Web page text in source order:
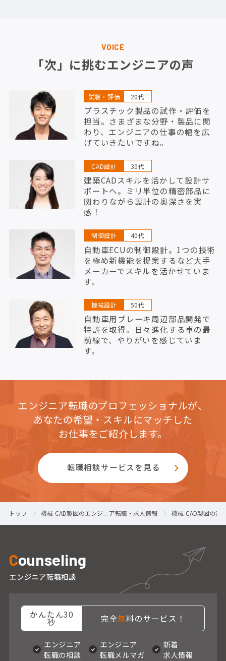
VOICE
「次」に挑むエンジニアの声
試験・評価 20代
プラスチック製品の試作・評価を
担当。さまざまな分野・製品に関
わり、エンジニアの仕事の幅を広
げていきたいですね。
CAD設計 30代
建築CADスキルを活かして設計サ
ポートへ。ミリ単位の精密部品に
関わりながら設計の奥深さを実
感！
制御設計 40代
自動車ECUの制御設計。1つの技術
を極め新機能を提案するなど大手
メーカーでスキルを活かせていま
す。
機械設計 50代
自動車用ブレーキ周辺部品開発で
特許を取得。日々進化する車の最
前線で、やりがいを感じていま
す。
エンジニア転職のプロフェッショナルが、
あなたの希望・スキルにマッチした
お仕事をご紹介します。
転職相談サービスを見る
トップ 機械-CAD製図のエンジニア転職・求人情報 機械-CAD製図の滋
Counseling
エンジニア転職相談
かんたん30
秒 完全無料のサービス！
エンジニア
転職の相談
エンジニア
転職メルマガ
新着
求人情報